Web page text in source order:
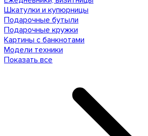
Шкатулки и купюрницы
Подарочные бутыли
Подарочные кружки
Картины с банкнотами
Модели техники
Показать все